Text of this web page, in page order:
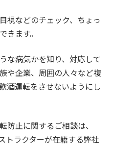
視などのチェック、ちょっ
きます。
な病気かを知り、対応して
や企業、周囲の人々など複
酒運転をさせないようにし
防止に関するご相談は、
トラクターが在籍する弊社